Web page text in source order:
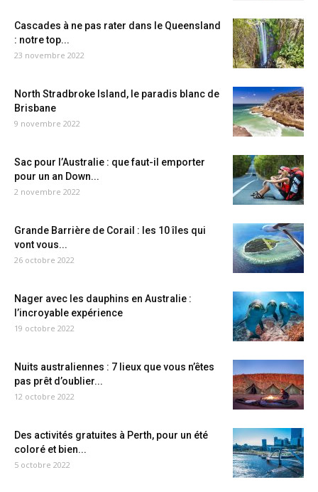
Cascades à ne pas rater dans le Queensland
: notre top...
23 novembre 2022
North Stradbroke Island, le paradis blanc de
Brisbane
9 novembre 2022
Sac pour l’Australie : que faut-il emporter
pour un an Down...
2 novembre 2022
Grande Barrière de Corail : les 10 îles qui
vont vous...
26 octobre 2022
Nager avec les dauphins en Australie :
l’incroyable expérience
19 octobre 2022
Nuits australiennes : 7 lieux que vous n’êtes
pas prêt d’oublier...
12 octobre 2022
Des activités gratuites à Perth, pour un été
coloré et bien...
5 octobre 2022